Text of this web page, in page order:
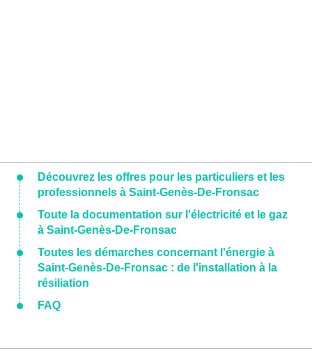
Découvrez les offres pour les particuliers et les
professionnels à Saint-Genès-De-Fronsac
Toute la documentation sur l'électricité et le gaz
à Saint-Genès-De-Fronsac
Toutes les démarches concernant l'énergie à
Saint-Genès-De-Fronsac : de l'installation à la
résiliation
FAQ